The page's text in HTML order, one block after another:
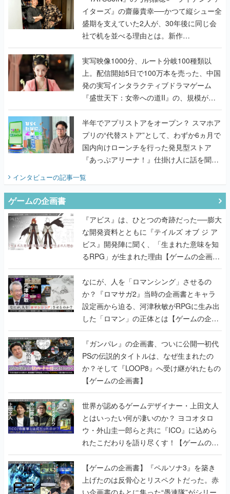
イターズ』の齋藤貴幸──かつて縦シュー全
盛期を支えていた2人が、30年後に同じ会
社で机を並べる理由とは。新作
『TATSUJIN EXTREME』で初タッグを組
んだレジェンド2人に訊く開発秘話
実写映像1000分、ルート分岐100種類以
上。配信開始5日で100万本を売った、中国
発の実写インタラクティブドラマゲーム
『盛世天下：女帝への道II』の、規模が違
うこだわりをプロデューサーに聞いた
半年でアプリストアをオープン？ スマホア
プリの“代替ストア”として、わずか6ヵ月で
国内向けローンチを行った発見型ストア
『あっぷアリーナ！』仕掛け人に話を聞い
てみた
インタビューの記事一覧
ゲームの企画書
『アビス』は、ひとつの奇跡だった──膨大
な開発資料とともに『テイルズ オブ ジ ア
ビス』開発陣に聞く、「生まれた意味を知
るRPG」が生まれた理由【ゲームの企画
書】
なにが、人を「ロマンシング」させるの
か？『ロマサガ2』当時の企画書とキャラ
設定画から迫る、河津秋敏がRPGに生み出
した「ロマン」の正体とは【ゲームの企画
書】
『ガンパレ』の企画書、ついに公開━初代
PSの伝説的タイトルは、なぜ生まれたの
か？そして『LOOP8』へ受け継がれたもの
【ゲームの企画書】
世界が認めるゲームデザイナー・上田文人
とはいったい何が凄いのか？ ヨコオタロ
ウ・外山圭一郎らと共に『ICO』に込めら
れたこだわりを語り尽くす！【ゲームの企
画書】
【ゲームの企画書】『ペルソナ3』を築き
上げたのは反骨心とリスペクトだった。赤